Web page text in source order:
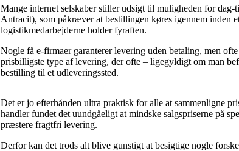
Mange internet selskaber stiller udsigt til muligheden for
Antracit), som påkræver at bestillingen køres igennem inden
logistikmedarbejderne holder fyraften.
Nogle få e-firmaer garanterer levering uden betaling, men
prisbilligste type af levering, der ofte – ligegyldigt om man
bestilling til et udleveringssted.
Det er jo efterhånden ultra praktisk for alle at sammenligne
handler fundet det uundgåeligt at mindske salgspriserne på
præstere fragtfri levering.
Derfor kan det trods alt blive gunstigt at besigtige nogle